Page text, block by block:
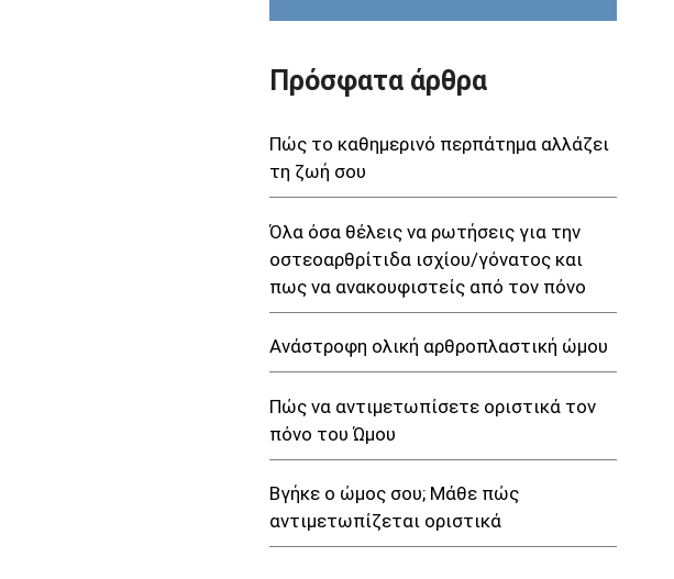
Πρόσφατα άρθρα
Πώς το καθημερινό περπάτημα αλλάζει
τη ζωή σου
Όλα όσα θέλεις να ρωτήσεις για την
οστεοαρθρίτιδα ισχίου/γόνατος και
πως να ανακουφιστείς από τον πόνο
Ανάστροφη ολική αρθροπλαστική ώμου
Πώς να αντιμετωπίσετε οριστικά τον
πόνο του Ώμου
Βγήκε ο ώμος σου; Μάθε πώς
αντιμετωπίζεται οριστικά